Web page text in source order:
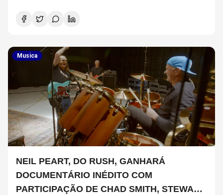
Musica
NEIL PEART, DO RUSH, GANHARÁ
DOCUMENTÁRIO INÉDITO COM
PARTICIPAÇÃO DE CHAD SMITH, STEWART